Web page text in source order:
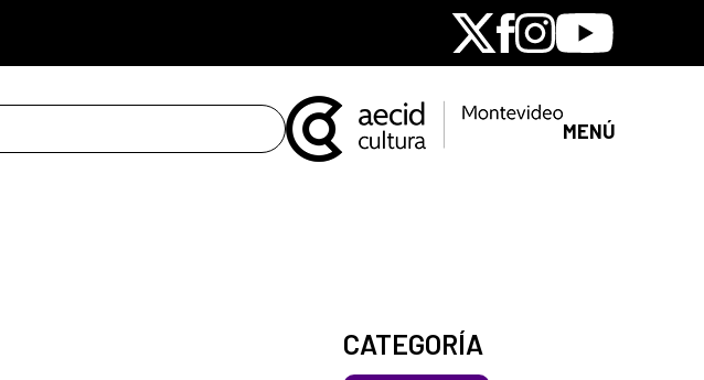
X Facebook
Instagram
Youtube
MENÚ
CATEGORÍA